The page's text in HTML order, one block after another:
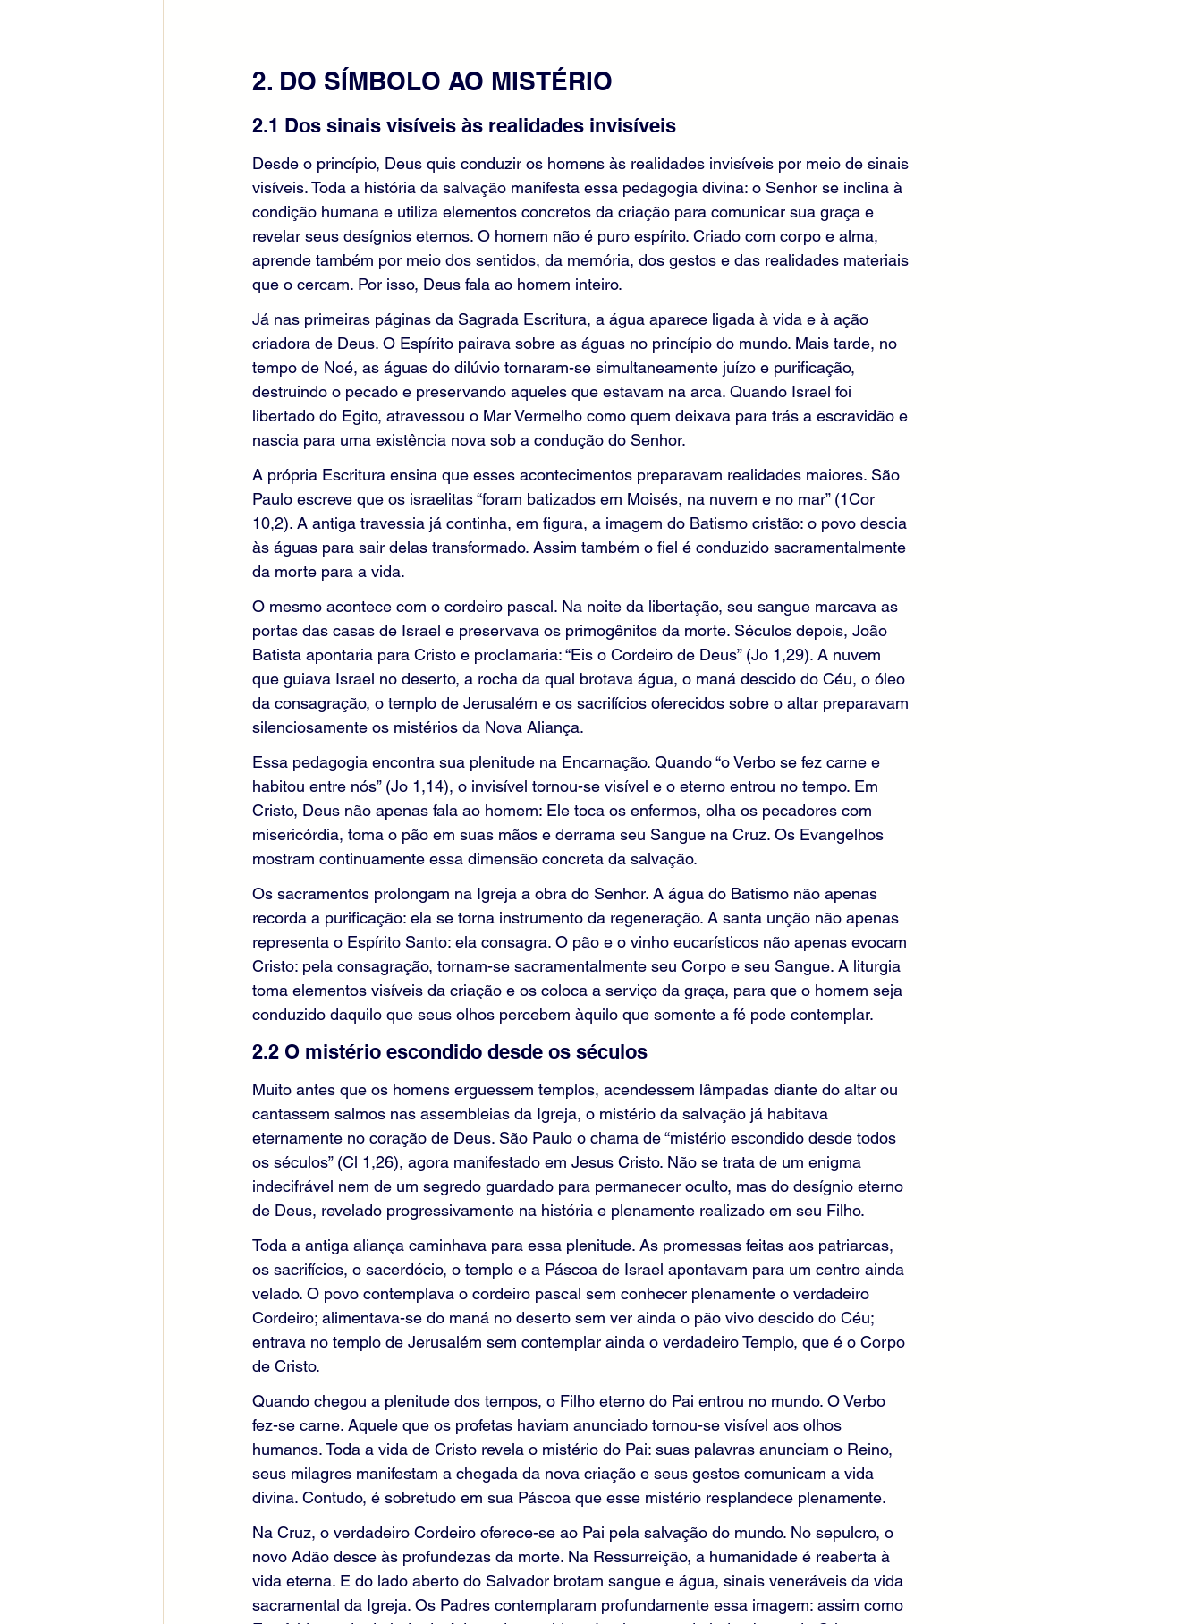
2. DO SÍMBOLO AO MISTÉRIO
2.1 Dos sinais visíveis às realidades invisíveis
Desde o princípio, Deus quis conduzir os homens às realidades invisíveis por meio de sinais
visíveis. Toda a história da salvação manifesta essa pedagogia divina: o Senhor se inclina à
condição humana e utiliza elementos concretos da criação para comunicar sua graça e
revelar seus desígnios eternos. O homem não é puro espírito. Criado com corpo e alma,
aprende também por meio dos sentidos, da memória, dos gestos e das realidades materiais
que o cercam. Por isso, Deus fala ao homem inteiro.
Já nas primeiras páginas da Sagrada Escritura, a água aparece ligada à vida e à ação
criadora de Deus. O Espírito pairava sobre as águas no princípio do mundo. Mais tarde, no
tempo de Noé, as águas do dilúvio tornaram-se simultaneamente juízo e purificação,
destruindo o pecado e preservando aqueles que estavam na arca. Quando Israel foi
libertado do Egito, atravessou o Mar Vermelho como quem deixava para trás a escravidão e
nascia para uma existência nova sob a condução do Senhor.
A própria Escritura ensina que esses acontecimentos preparavam realidades maiores. São
Paulo escreve que os israelitas “foram batizados em Moisés, na nuvem e no mar” (1Cor
10,2). A antiga travessia já continha, em figura, a imagem do Batismo cristão: o povo descia
às águas para sair delas transformado. Assim também o fiel é conduzido sacramentalmente
da morte para a vida.
O mesmo acontece com o cordeiro pascal. Na noite da libertação, seu sangue marcava as
portas das casas de Israel e preservava os primogênitos da morte. Séculos depois, João
Batista apontaria para Cristo e proclamaria: “Eis o Cordeiro de Deus” (Jo 1,29). A nuvem
que guiava Israel no deserto, a rocha da qual brotava água, o maná descido do Céu, o óleo
da consagração, o templo de Jerusalém e os sacrifícios oferecidos sobre o altar preparavam
silenciosamente os mistérios da Nova Aliança.
Essa pedagogia encontra sua plenitude na Encarnação. Quando “o Verbo se fez carne e
habitou entre nós” (Jo 1,14), o invisível tornou-se visível e o eterno entrou no tempo. Em
Cristo, Deus não apenas fala ao homem: Ele toca os enfermos, olha os pecadores com
misericórdia, toma o pão em suas mãos e derrama seu Sangue na Cruz. Os Evangelhos
mostram continuamente essa dimensão concreta da salvação.
Os sacramentos prolongam na Igreja a obra do Senhor. A água do Batismo não apenas
recorda a purificação: ela se torna instrumento da regeneração. A santa unção não apenas
representa o Espírito Santo: ela consagra. O pão e o vinho eucarísticos não apenas evocam
Cristo: pela consagração, tornam-se sacramentalmente seu Corpo e seu Sangue. A liturgia
toma elementos visíveis da criação e os coloca a serviço da graça, para que o homem seja
conduzido daquilo que seus olhos percebem àquilo que somente a fé pode contemplar.
2.2 O mistério escondido desde os séculos
Muito antes que os homens erguessem templos, acendessem lâmpadas diante do altar ou
cantassem salmos nas assembleias da Igreja, o mistério da salvação já habitava
eternamente no coração de Deus. São Paulo o chama de “mistério escondido desde todos
os séculos” (Cl 1,26), agora manifestado em Jesus Cristo. Não se trata de um enigma
indecifrável nem de um segredo guardado para permanecer oculto, mas do desígnio eterno
de Deus, revelado progressivamente na história e plenamente realizado em seu Filho.
Toda a antiga aliança caminhava para essa plenitude. As promessas feitas aos patriarcas,
os sacrifícios, o sacerdócio, o templo e a Páscoa de Israel apontavam para um centro ainda
velado. O povo contemplava o cordeiro pascal sem conhecer plenamente o verdadeiro
Cordeiro; alimentava-se do maná no deserto sem ver ainda o pão vivo descido do Céu;
entrava no templo de Jerusalém sem contemplar ainda o verdadeiro Templo, que é o Corpo
de Cristo.
Quando chegou a plenitude dos tempos, o Filho eterno do Pai entrou no mundo. O Verbo
fez-se carne. Aquele que os profetas haviam anunciado tornou-se visível aos olhos
humanos. Toda a vida de Cristo revela o mistério do Pai: suas palavras anunciam o Reino,
seus milagres manifestam a chegada da nova criação e seus gestos comunicam a vida
divina. Contudo, é sobretudo em sua Páscoa que esse mistério resplandece plenamente.
Na Cruz, o verdadeiro Cordeiro oferece-se ao Pai pela salvação do mundo. No sepulcro, o
novo Adão desce às profundezas da morte. Na Ressurreição, a humanidade é reaberta à
vida eterna. E do lado aberto do Salvador brotam sangue e água, sinais veneráveis da vida
sacramental da Igreja. Os Padres contemplaram profundamente essa imagem: assim como